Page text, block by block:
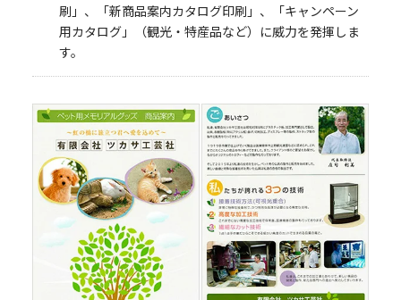
刷」、「新商品案内カタログ印刷」、「キャンペーン
用カタログ」（観光・特産品など）に威力を発揮しま
す。